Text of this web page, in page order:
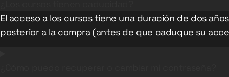
El acceso a los cursos tiene una duración de dos
posterior a la compra (antes de que caduque su